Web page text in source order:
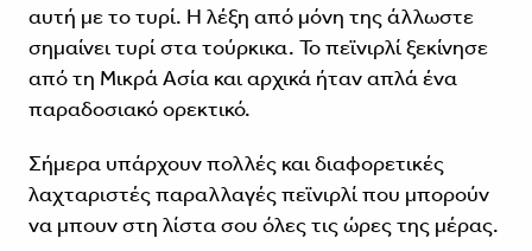
αυτή με το τυρί. Η λέξη από μόνη της άλλωστε
σημαίνει τυρί στα τούρκικα. Το πεϊνιρλί ξεκίνησε
από τη Μικρά Ασία και αρχικά ήταν απλά ένα
παραδοσιακό ορεκτικό.
Σήμερα υπάρχουν πολλές και διαφορετικές
λαχταριστές παραλλαγές πεϊνιρλί που μπορούν
να μπουν στη λίστα σου όλες τις ώρες της μέρας.